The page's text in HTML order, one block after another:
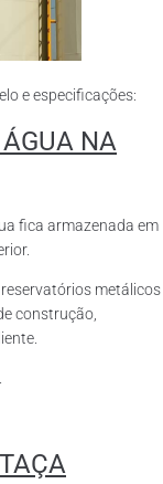
e especificações:
NA
fica armazenada em
metálicos
construção,